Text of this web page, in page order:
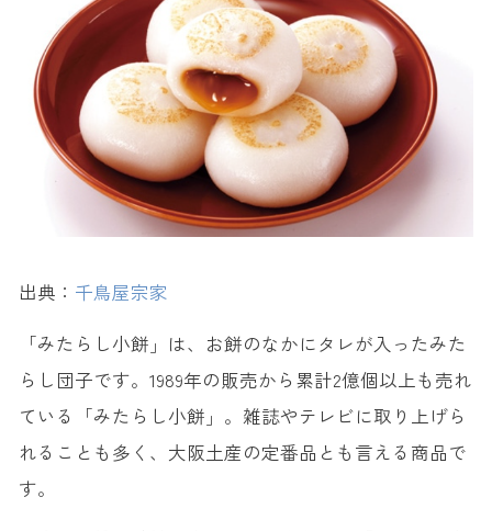
出典： 千鳥屋宗家
「みたらし小餅」は、お餅のなかにタレが入ったみた
らし団子です。1989年の販売から累計2億個以上も売れ
ている「みたらし小餅」。雑誌やテレビに取り上げら
れることも多く、大阪土産の定番品とも言える商品で
す。